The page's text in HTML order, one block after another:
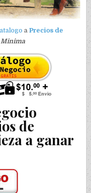
a Precios de
Minima
de
a ganar